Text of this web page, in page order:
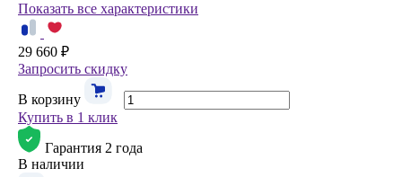
Показать все характеристики
29 660 ₽
Запросить скидку
В корзину
Купить в 1 клик
Гарантия 2 года
В наличии